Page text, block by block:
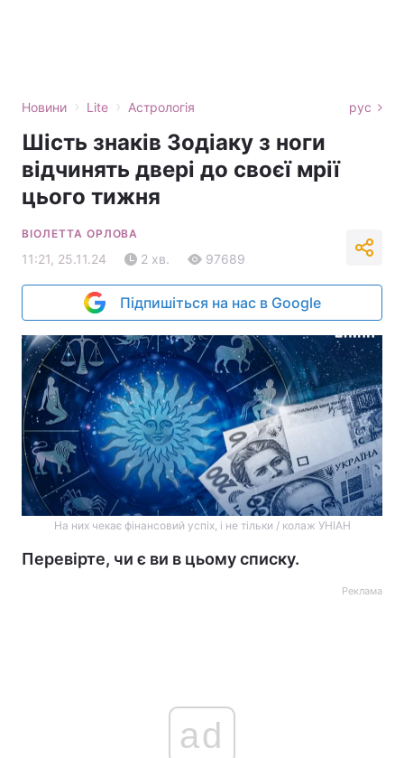
Новини › Lite › Астрологія рус
Шість знаків Зодіаку з ноги
відчинять двері до своєї мрії
цього тижня
ВІОЛЕТТА ОРЛОВА
11:21, 25.11.24 2 хв. 97689
Підпишіться на нас в Google
На них чекає фінансовий успіх, і не тільки / колаж УНІАН
Перевірте, чи є ви в цьому списку.
Реклама
ad